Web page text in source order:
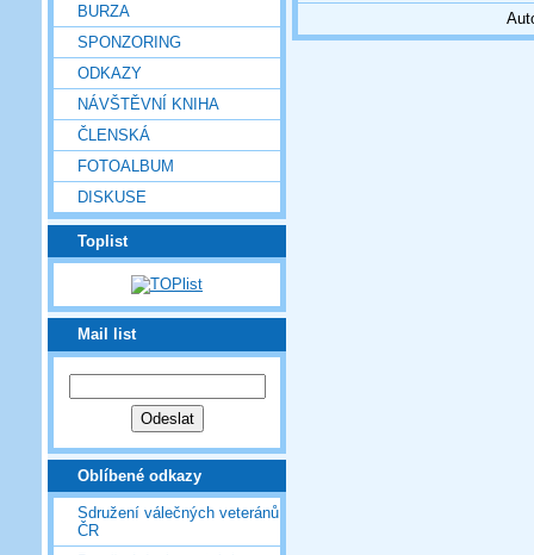
BURZA
SPONZORING
ODKAZY
NÁVŠTĚVNÍ KNIHA
ČLENSKÁ
FOTOALBUM
DISKUSE
Toplist
Mail list
Oblíbené odkazy
Sdružení válečných veteránů
ČR